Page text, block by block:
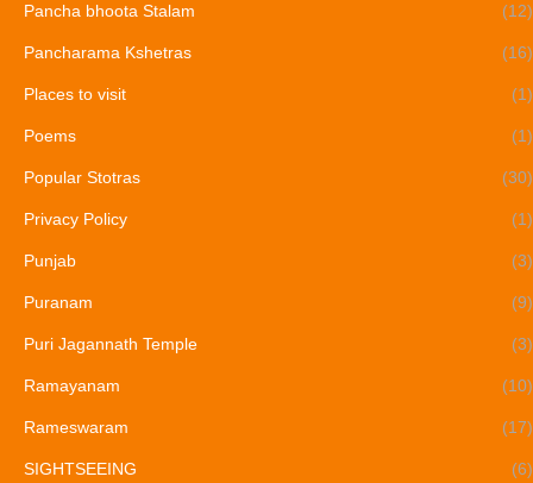
Pancha bhoota Stalam (12)
Pancharama Kshetras (16)
Places to visit (1)
Poems (1)
Popular Stotras (30)
Privacy Policy (1)
Punjab (3)
Puranam (9)
Puri Jagannath Temple (3)
Ramayanam (10)
Rameswaram (17)
SIGHTSEEING (6)